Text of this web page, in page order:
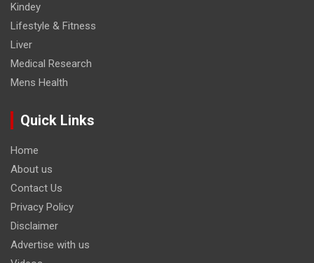
Kindey
Lifestyle & Fitness
Liver
Medical Research
Mens Health
Quick Links
Home
About us
Contact Us
Privacy Policy
Disclaimer
Advertise with us